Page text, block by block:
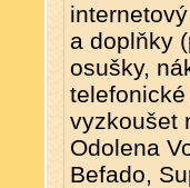
a doplňky
osušky,
vyzkoušet
Odolena
Befado,